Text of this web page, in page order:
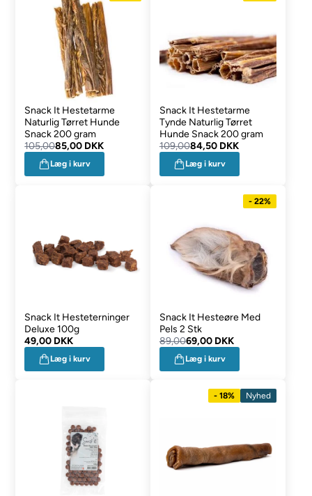
Snack It Hestetarme
Naturlig Tørret Hunde
Snack 200 gram
105,0085,00 DKK
Læg i kurv
Snack It Hestetarme
Tynde Naturlig Tørret
Hunde Snack 200 gram
109,0084,50 DKK
Læg i kurv
Snack It Hesteterninger
Deluxe 100g
49,00 DKK
Læg i kurv
- 22%
Snack It Hesteøre Med
Pels 2 Stk
89,0069,00 DKK
Læg i kurv
- 18% Nyhed